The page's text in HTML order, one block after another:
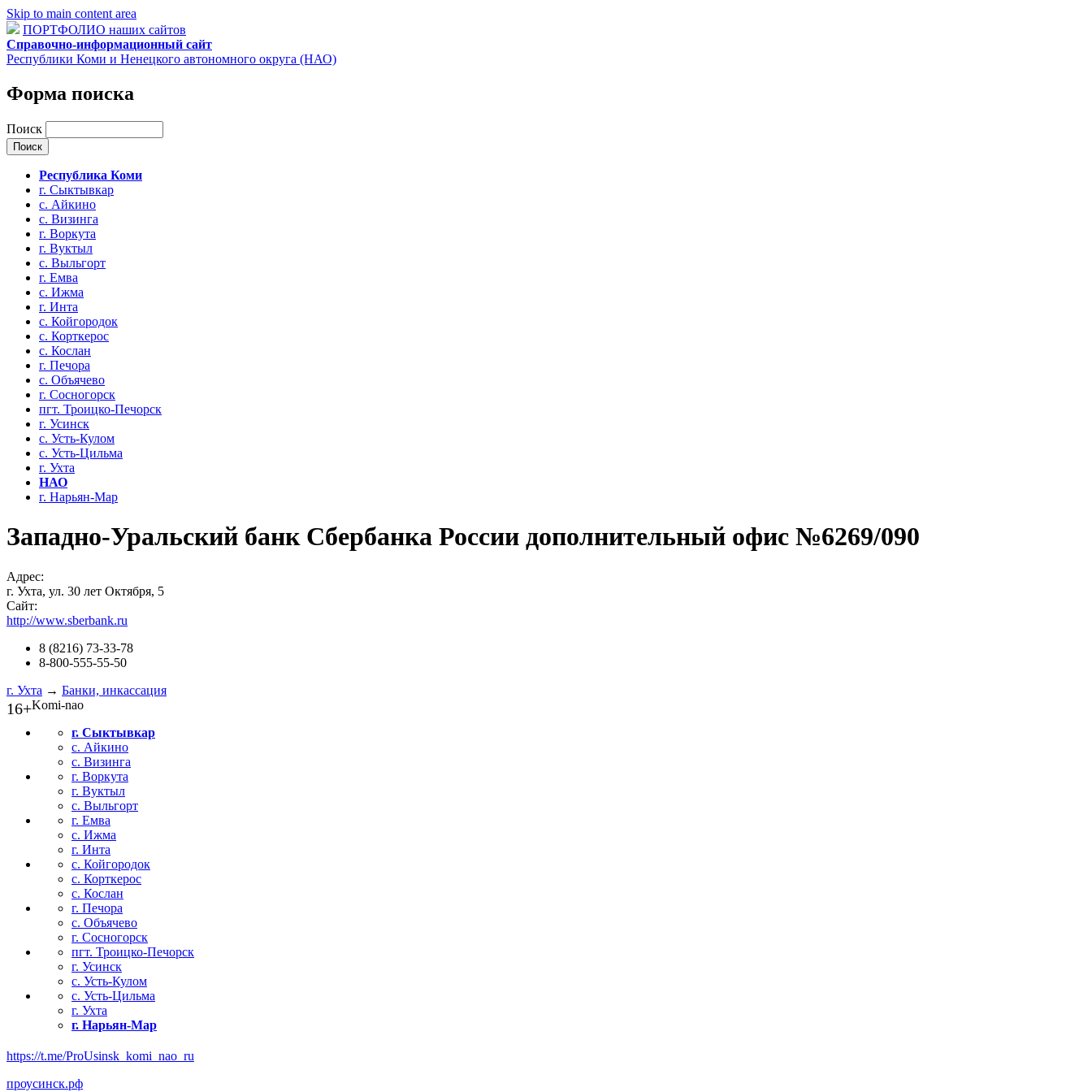
Skip to main content area
ПОРТФОЛИО наших сайтов
Справочно-информационный сайт
Республики Коми и Ненецкого автономного округа (НАО)
Форма поиска
Поиск
Республика Коми
г. Сыктывкар
с. Айкино
с. Визинга
г. Воркута
г. Вуктыл
с. Выльгорт
г. Емва
с. Ижма
г. Инта
с. Койгородок
с. Корткерос
с. Кослан
г. Печора
с. Объячево
г. Сосногорск
пгт. Троицко-Печорск
г. Усинск
с. Усть-Кулом
с. Усть-Цильма
г. Ухта
НАО
г. Нарьян-Мар
Западно-Уральский банк Сбербанка России дополнительный офис №6269/090
Адрес:
г. Ухта, ул. 30 лет Октября, 5
Сайт:
http://www.sberbank.ru
8 (8216) 73-33-78
8-800-555-55-50
г. Ухта → Банки, инкассация
16+Komi-nao
г. Сыктывкар
с. Айкино
с. Визинга
г. Воркута
г. Вуктыл
с. Выльгорт
г. Емва
с. Ижма
г. Инта
с. Койгородок
с. Корткерос
с. Кослан
г. Печора
с. Объячево
г. Сосногорск
пгт. Троицко-Печорск
г. Усинск
с. Усть-Кулом
с. Усть-Цильма
г. Ухта
г. Нарьян-Мар
https://t.me/ProUsinsk_komi_nao_ru
проусинск.рф